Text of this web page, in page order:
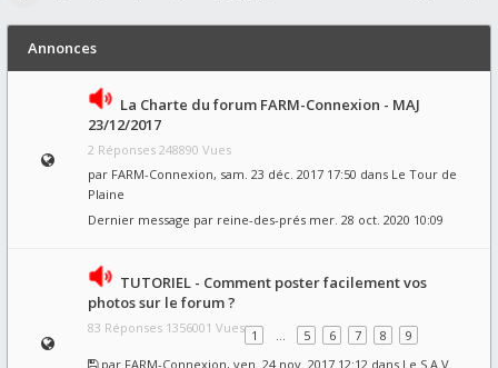
Annonces
La Charte du forum FARM-Connexion - MAJ
23/12/2017
2 Réponses 248890 Vues
par FARM-Connexion, sam. 23 déc. 2017 17:50 dans Le Tour de
Plaine
Dernier message par reine-des-prés mer. 28 oct. 2020 10:09
TUTORIEL - Comment poster facilement vos
photos sur le forum ?
83 Réponses 1356001 Vues 1 … 5 6 7 8
9
par FARM-Connexion, ven. 24 nov. 2017 12:12 dans Le S.A.V.